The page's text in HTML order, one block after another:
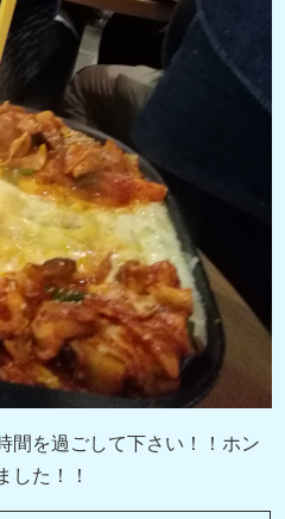
間を過ごして下さい！！ホン
した！！